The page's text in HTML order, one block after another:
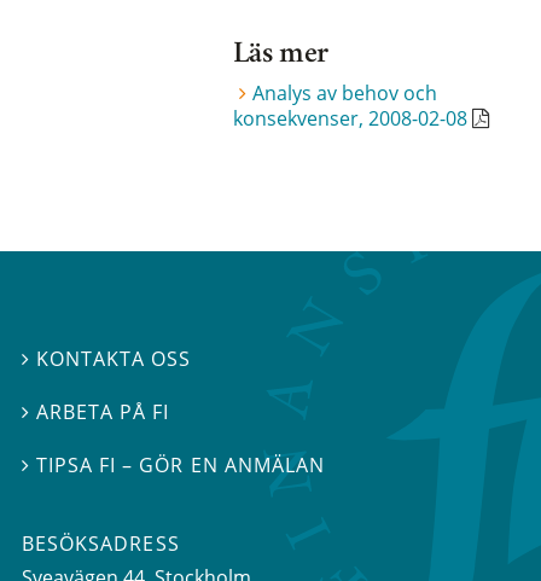
Läs mer
Analys av behov och
konsekvenser, 2008-02-08
 KONTAKTA OSS
 ARBETA PÅ FI
TIPSA FI – GÖR EN ANMÄLAN
BESÖKSADRESS